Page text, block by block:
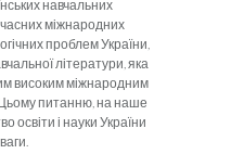
навчальних
міжнародних
проблем України,
літератури, яка
високим міжнародним
питанню, на наше
освіти і науки України